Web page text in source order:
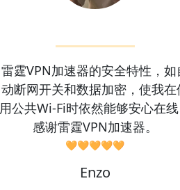
雷霆VPN加速器的安全特性，如
动断网开关和数据加密，使我在
用公共Wi-Fi时依然能够安心在线
感谢雷霆VPN加速器。
🧡🧡🧡🧡🧡
Enzo